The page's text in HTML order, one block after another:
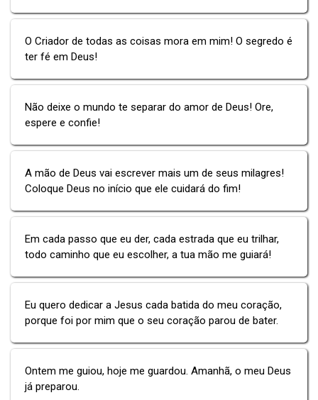
O Criador de todas as coisas mora em mim! O segredo é
ter fé em Deus!
Não deixe o mundo te separar do amor de Deus! Ore,
espere e confie!
A mão de Deus vai escrever mais um de seus milagres!
Coloque Deus no início que ele cuidará do fim!
Em cada passo que eu der, cada estrada que eu trilhar,
todo caminho que eu escolher, a tua mão me guiará!
Eu quero dedicar a Jesus cada batida do meu coração,
porque foi por mim que o seu coração parou de bater.
Ontem me guiou, hoje me guardou. Amanhã, o meu Deus
já preparou.